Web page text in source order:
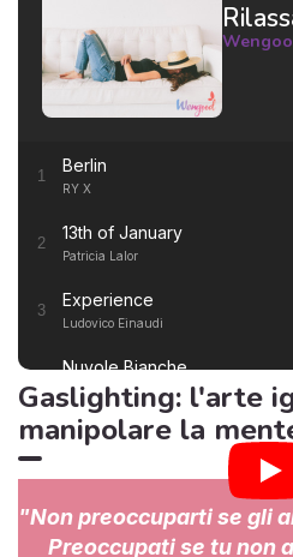
1 Berlin
RY X
2 13th of January
Patricia Lalor
3 Experience
Ludovico Einaudi
Nuvole Bianche
Ludovico Einaudi
5 Una Mattina
6
Ludovico Einaudi
Gaslighting: l'arte
manipolare la
"Non preoccuparti se gli
Preoccupati se tu non